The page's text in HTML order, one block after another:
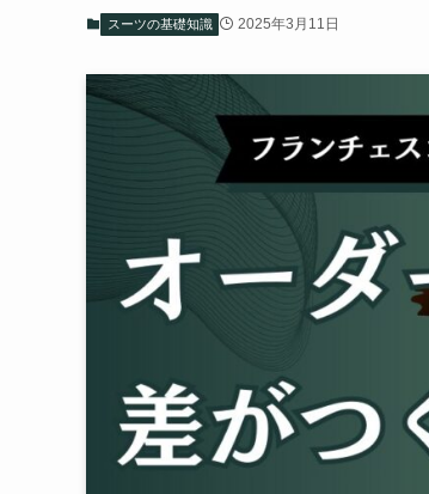
スーツの基礎知識 2025年3月11日